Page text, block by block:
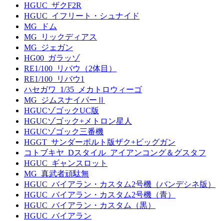
HGUC_ザクF2R
HGUC_イフリート・シュナイド
MG_ドム
MG_リックディアス
MG_ジェガン
HG00_ガラッゾ
RE1/100_リバウ（2体目）
RE1/100_リバウ1
ハセガワ_1/35_メカトロウィーゴ
MG_ジムスナイパーⅡ
HGUCゾゴックUC版
HGUCゾゴック+メトロン星人
HGUCゾゴック三番機
HGGT_サンダーボルト版ザク+ビッグガン
コトブキヤ_Dスタイル_アイアンコング＆グスタフ
HGUC_ギャンスロット
MG_真武者頑駄無
HGUC_バイアラン・カスタム2号機（バンデシネ版）
HGUC_バイアラン・カスタム2号機（青）
HGUC_バイアラン・カスタム（黒）
HGUC_バイアラン